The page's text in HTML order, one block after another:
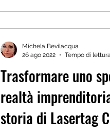
Trasformare uno
realtà
storia di Lasertag
Michela Bevilacqua
26 ago 2022
Tempo di